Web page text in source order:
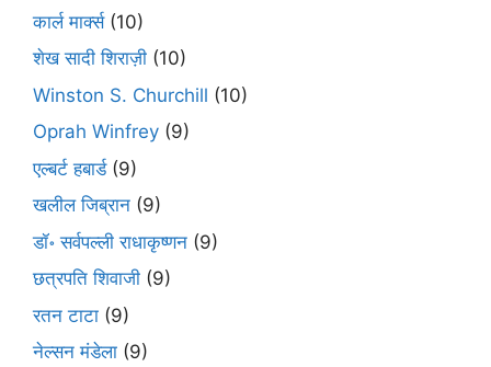
कार्ल मार्क्स(10)
शेख सादी शिराज़ी (10)
Winston S. Churchill (10)
Oprah Winfrey (9)
एल्बर्ट हबार्ड(9)
खलील जिब्रान (9)
डॉ॰ सर्वपल्ली राधाकृष्णन (9)
छत्रपति शिवाजी (9)
रतन टाटा (9)
नेल्सन मंडेला (9)